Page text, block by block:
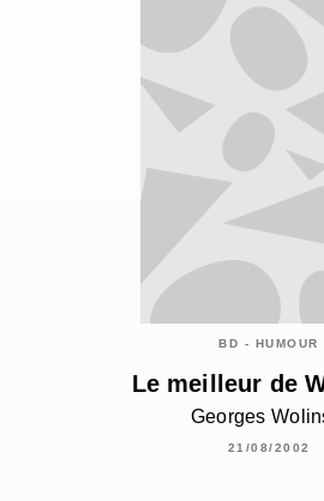
BD - HUMOUR
Le meilleur de
Georges
21/08/2002